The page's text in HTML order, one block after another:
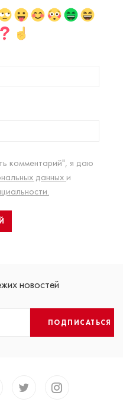
комментарий", я даю
данных и
новостей
ПОДПИСАТЬСЯ